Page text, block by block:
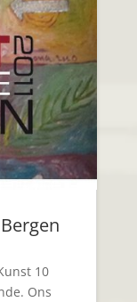
10
Ons